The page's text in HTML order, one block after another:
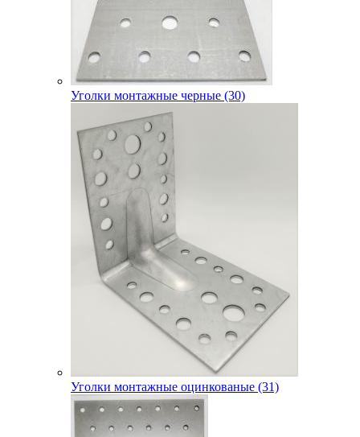
Уголки монтажные черные (30)
Уголки монтажные оцинкованые (31)